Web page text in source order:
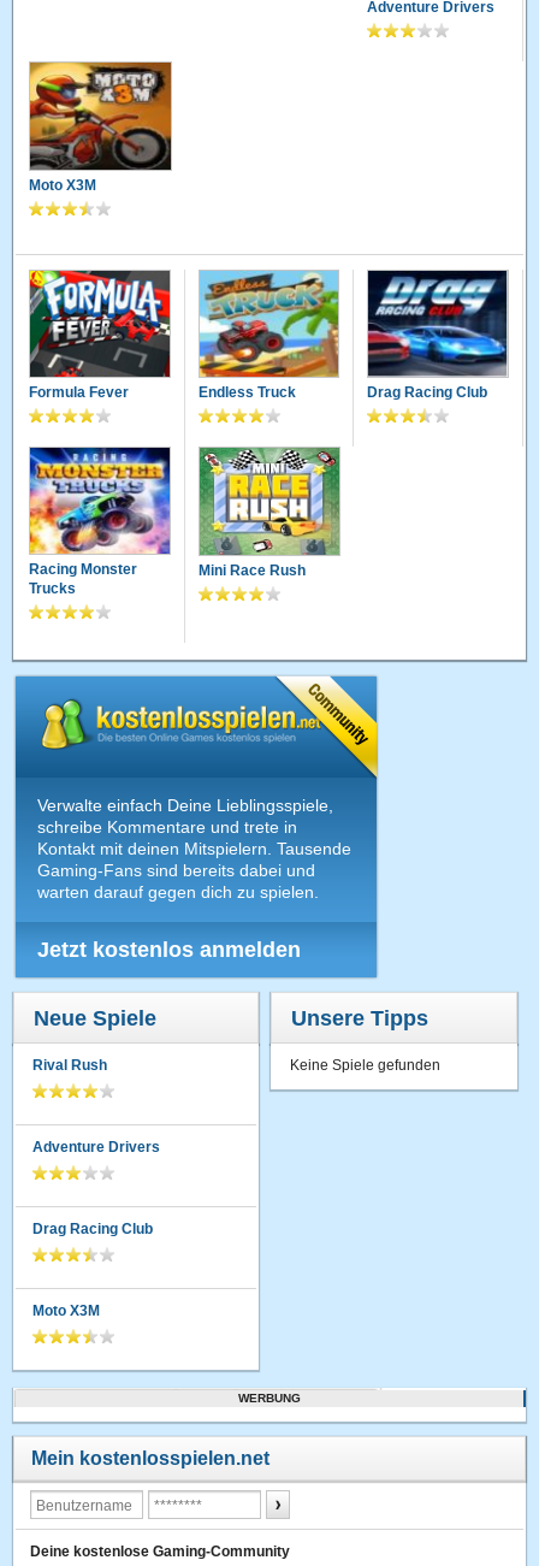
Adventure Drivers
Moto X3M
Formula Fever Endless Truck Drag Racing Club
Racing Monster
Trucks
Mini Race Rush
Verwalte einfach Deine Lieblingsspiele,
schreibe Kommentare und trete in
Kontakt mit deinen Mitspielern. Tausende
Gaming-Fans sind bereits dabei und
warten darauf gegen dich zu spielen.
Jetzt kostenlos anmelden
Neue Spiele
Rival Rush
Adventure Drivers
Drag Racing Club
Moto X3M
Unsere Tipps
Keine Spiele gefunden
WERBUNG
Mein kostenlosspielen.net
Deine kostenlose Gaming-Community